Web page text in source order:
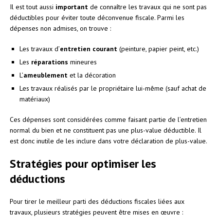
Il est tout aussi important de connaître les travaux qui ne sont pas
déductibles pour éviter toute déconvenue fiscale. Parmi les
dépenses non admises, on trouve :
Les travaux d’entretien courant (peinture, papier peint, etc.)
Les réparations mineures
L’ameublement et la décoration
Les travaux réalisés par le propriétaire lui-même (sauf achat de
matériaux)
Ces dépenses sont considérées comme faisant partie de l’entretien
normal du bien et ne constituent pas une plus-value déductible. Il
est donc inutile de les inclure dans votre déclaration de plus-value.
Stratégies pour optimiser les
déductions
Pour tirer le meilleur parti des déductions fiscales liées aux
travaux, plusieurs stratégies peuvent être mises en œuvre :